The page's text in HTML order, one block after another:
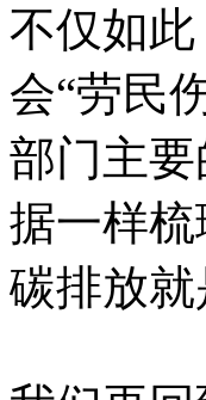
不仅如
会“劳民
部门主
据一样
碳排放就